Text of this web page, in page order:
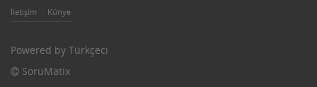
İletişim Künye
Powered by Türkçeci
SoruMatix